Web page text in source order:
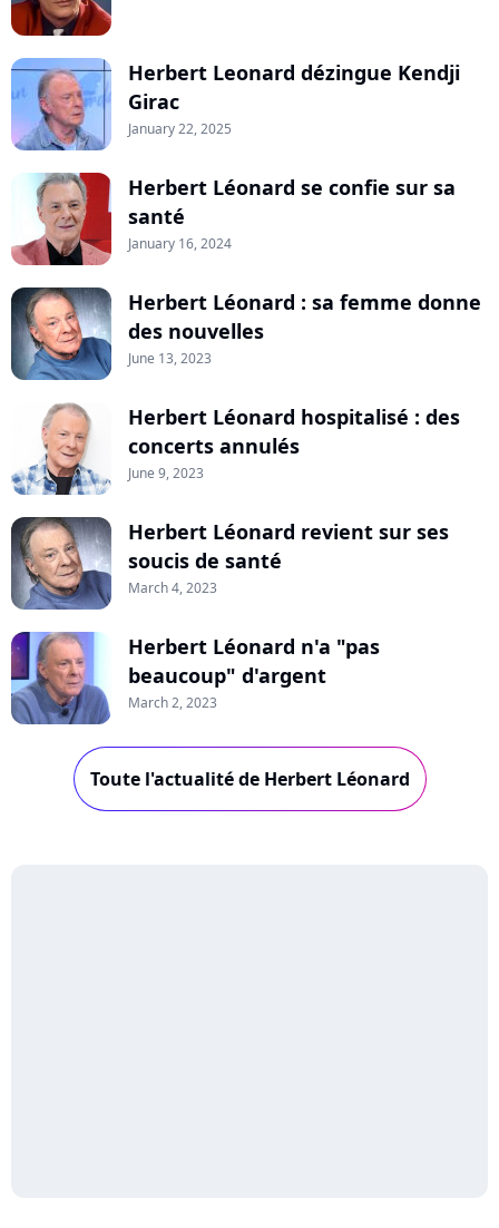
Herbert Leonard dézingue Kendji
Girac
January 22, 2025
Herbert Léonard se confie sur sa
santé
January 16, 2024
Herbert Léonard : sa femme donne
des nouvelles
June 13, 2023
Herbert Léonard hospitalisé : des
concerts annulés
June 9, 2023
Herbert Léonard revient sur ses
soucis de santé
March 4, 2023
Herbert Léonard n'a "pas
beaucoup" d'argent
March 2, 2023
Toute l'actualité de Herbert Léonard